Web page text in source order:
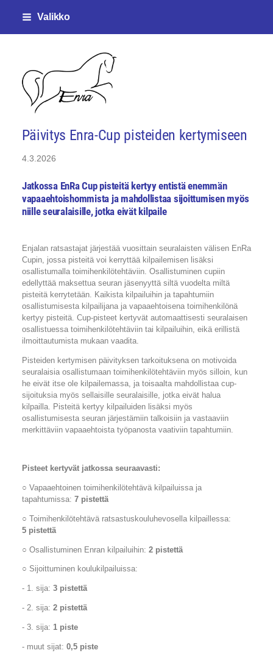
Siirry
sivun
sisältöön
Valikko
Enjalan ratsastajat ry
Päivitys Enra-Cup pisteiden kertymiseen
4.3.2026
Jatkossa EnRa Cup pisteitä kertyy entistä enemmän
vapaaehtoishommista ja mahdollistaa sijoittumisen myös
niille seuralaisille, jotka eivät kilpaile
Enjalan ratsastajat järjestää vuosittain seuralaisten välisen EnRa
Cupin, jossa pisteitä voi kerryttää kilpailemisen lisäksi
osallistumalla toimihenkilötehtäviin. Osallistuminen cupiin
edellyttää maksettua seuran jäsenyyttä siltä vuodelta miltä
pisteitä kerrytetään. Kaikista kilpailuihin ja tapahtumiin
osallistumisesta kilpailijana ja vapaaehtoisena toimihenkilönä
kertyy pisteitä. Cup-pisteet kertyvät automaattisesti seuralaisen
osallistuessa toimihenkilötehtäviin tai kilpailuihin, eikä erillistä
ilmoittautumista mukaan vaadita.
Pisteiden kertymisen päivityksen tarkoituksena on motivoida
seuralaisia osallistumaan toimihenkilötehtäviin myös silloin, kun
he eivät itse ole kilpailemassa, ja toisaalta mahdollistaa cup-
sijoituksia myös sellaisille seuralaisille, jotka eivät halua
kilpailla. Pisteitä kertyy kilpailuiden lisäksi myös
osallistumisesta seuran järjestämiin talkoisiin ja vastaaviin
merkittäviin vapaaehtoista työpanosta vaativiin tapahtumiin.
Pisteet kertyvät jatkossa seuraavasti:
○ Vapaaehtoinen toimihenkilötehtävä kilpailuissa ja
tapahtumissa: 7 pistettä
○ Toimihenkilötehtävä ratsastuskouluhevosella kilpaillessa:
5 pistettä
○ Osallistuminen Enran kilpailuihin: 2 pistettä
○ Sijoittuminen koulukilpailuissa:
- 1. sija: 3 pistettä
- 2. sija: 2 pistettä
- 3. sija: 1 piste
- muut sijat: 0,5 piste